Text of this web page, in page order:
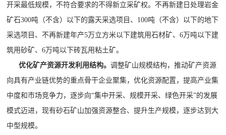
开采最低规模，不符合要求的不得新立采矿权。不再新建日处理岩金
矿石300吨（不含）以下的露天采选项目 、 100吨（不含）以下的地下
采选项目 、不再新建年产5万立方米以下建筑用石材矿、6万吨以下建
筑用砂矿、6万吨以下砖瓦用粘土矿。
优化矿产资源开发利用结构。调整矿山规模结构，推动矿产资源
向具有产业链优势的重点骨干企业聚集，优化资源配置，提高产业集
中度和市场竞争力，逐步向“集中开采、规模开采、绿色开采”的发展
模式迈进，现有砂石矿山加强资源整合、提升生产规模，逐步达到大
中型规模。